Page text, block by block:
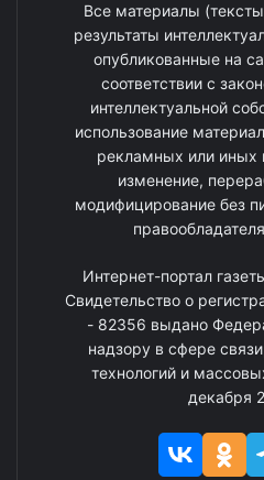
Все материалы
результаты
опубликованные на
соответствии с
интеллектуальной
использование
рекламных или иных
изменение,
модифицирование без
Интернет-портал
Свидетельство о
- 82356 выдано
надзору в сфере
технологий и
декабря